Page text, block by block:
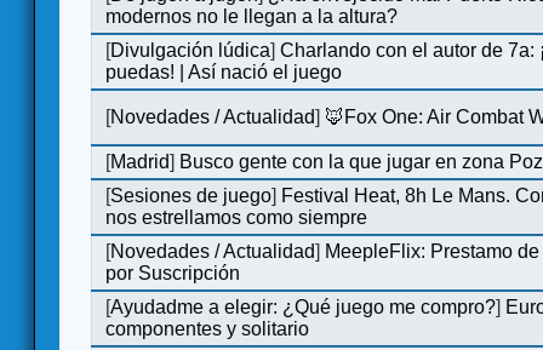
modernos no le llegan a la altura?
[Divulgación lúdica]Charlando con el autor de 7a:
puedas! | Así nació el juego
[Novedades / Actualidad] 🦊Fox One: Air Combat
[Madrid] Busco gente con la que jugar en zona
[Sesiones de juego] Festival Heat, 8h Le Mans.
nos estrellamos como siempre
[Novedades / Actualidad] MeepleFlix: Prestamo
por Suscripción
[Ayudadme a elegir: ¿Qué juego me compro?]
componentes y solitario